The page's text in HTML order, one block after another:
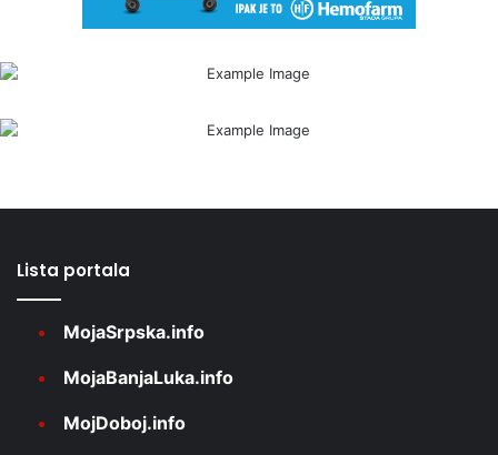
Lista portala
MojaSrpska.info
MojaBanjaLuka.info
MojDoboj.info